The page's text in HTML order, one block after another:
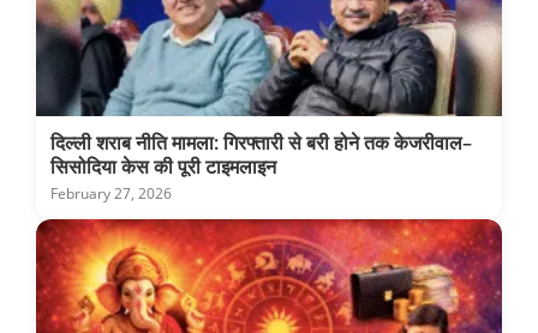
दिल्ली शराब नीति मामला: गिरफ्तारी से बरी होने तक केजरीवाल–
सिसोदिया केस की पूरी टाइमलाइन
February 27, 2026